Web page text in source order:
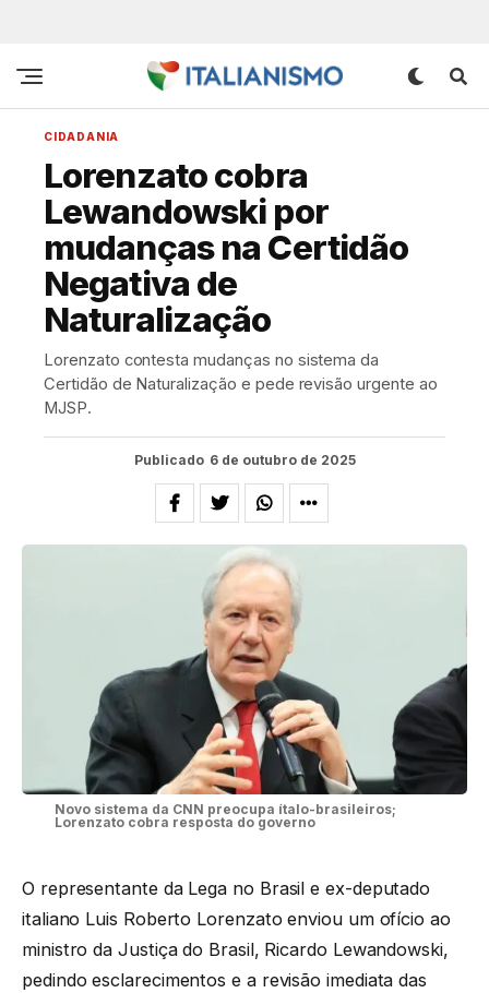
CIDADANIA
Lorenzato cobra
Lewandowski por
mudanças na Certidão
Negativa de
Naturalização
Lorenzato contesta mudanças no sistema da
Certidão de Naturalização e pede revisão urgente ao
MJSP.
Publicado 6 de outubro de 2025
Novo sistema da CNN preocupa ítalo-brasileiros;
Lorenzato cobra resposta do governo
O representante da Lega no Brasil e ex-deputado
italiano Luis Roberto Lorenzato enviou um ofício ao
ministro da Justiça do Brasil, Ricardo Lewandowski,
pedindo esclarecimentos e a revisão imediata das